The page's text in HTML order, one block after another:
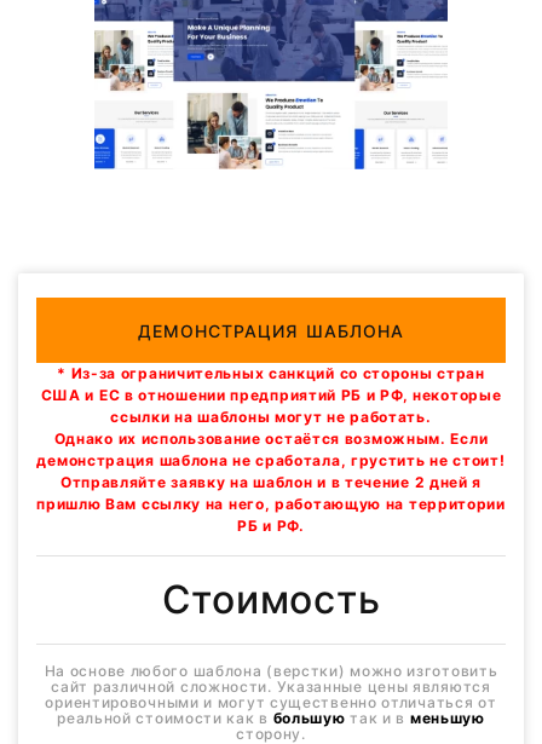
ДЕМОНСТРАЦИЯ ШАБЛОНА
* Из-за ограничительных санкций со стороны стран
США и ЕС в отношении предприятий РБ и РФ, некоторые
ссылки на шаблоны могут не работать.
Однако их использование остаётся возможным. Если
демонстрация шаблона не сработала, грустить не стоит!
Отправляйте заявку на шаблон и в течение 2 дней я
пришлю Вам ссылку на него, работающую на территории
РБ и РФ.
Стоимость
На основе любого шаблона (верстки) можно изготовить
сайт различной сложности. Указанные цены являются
ориентировочными и могут существенно отличаться от
реальной стоимости как в большую так и в меньшую
сторону.